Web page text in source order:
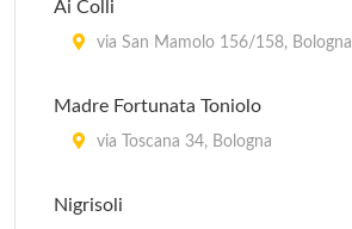
Ai Colli
via San Mamolo 156/158, Bologna
Madre Fortunata Toniolo
via Toscana 34, Bologna
Nigrisoli